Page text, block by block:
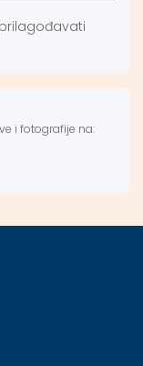
i fotografije na: